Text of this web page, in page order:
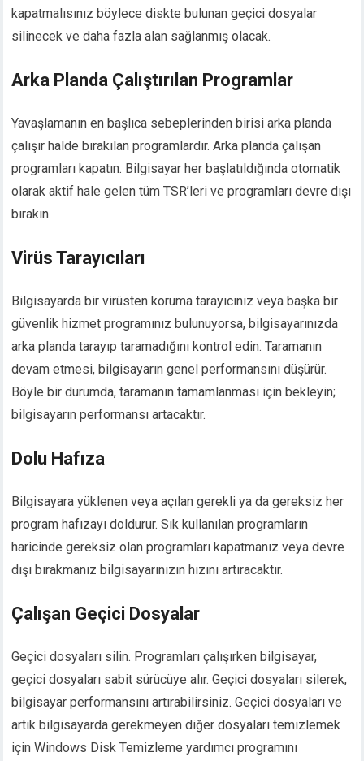
kapatmalısınız böylece diskte bulunan geçici dosyalar
silinecek ve daha fazla alan sağlanmış olacak.
Arka Planda Çalıştırılan Programlar
Yavaşlamanın en başlıca sebeplerinden birisi arka planda
çalışır halde bırakılan programlardır. Arka planda çalışan
programları kapatın. Bilgisayar her başlatıldığında otomatik
olarak aktif hale gelen tüm TSR’leri ve programları devre dışı
bırakın.
Virüs Tarayıcıları
Bilgisayarda bir virüsten koruma tarayıcınız veya başka bir
güvenlik hizmet programınız bulunuyorsa, bilgisayarınızda
arka planda tarayıp taramadığını kontrol edin. Taramanın
devam etmesi, bilgisayarın genel performansını düşürür.
Böyle bir durumda, taramanın tamamlanması için bekleyin;
bilgisayarın performansı artacaktır.
Dolu Hafıza
Bilgisayara yüklenen veya açılan gerekli ya da gereksiz her
program hafızayı doldurur. Sık kullanılan programların
haricinde gereksiz olan programları kapatmanız veya devre
dışı bırakmanız bilgisayarınızın hızını artıracaktır.
Çalışan Geçici Dosyalar
Geçici dosyaları silin. Programları çalışırken bilgisayar,
geçici dosyaları sabit sürücüye alır. Geçici dosyaları silerek,
bilgisayar performansını artırabilirsiniz. Geçici dosyaları ve
artık bilgisayarda gerekmeyen diğer dosyaları temizlemek
için Windows Disk Temizleme yardımcı programını